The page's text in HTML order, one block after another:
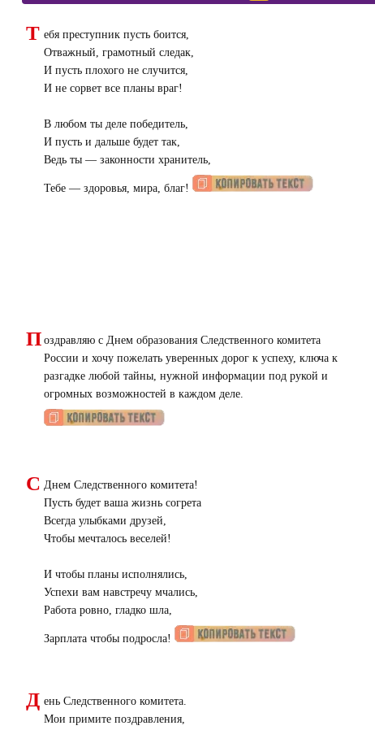
Т ебя преступник пусть боится,
Отважный, грамотный следак,
И пусть плохого не случится,
И не сорвет все планы враг!
В любом ты деле победитель,
И пусть и дальше будет так,
Ведь ты — законности хранитель,
Тебе — здоровья, мира, благ!
П оздравляю с Днем образования Следственного комитета
России и хочу пожелать уверенных дорог к успеху, ключа к
разгадке любой тайны, нужной информации под рукой и
огромных возможностей в каждом деле.
С Днем Следственного комитета!
Пусть будет ваша жизнь согрета
Всегда улыбками друзей,
Чтобы мечталось веселей!
И чтобы планы исполнялись,
Успехи вам навстречу мчались,
Работа ровно, гладко шла,
Зарплата чтобы подросла!
Д ень Следственного комитета.
Мои примите поздравления,